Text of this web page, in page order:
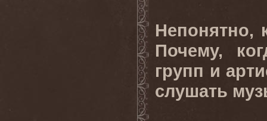
Непонятно,
Почему,
групп и
слушать